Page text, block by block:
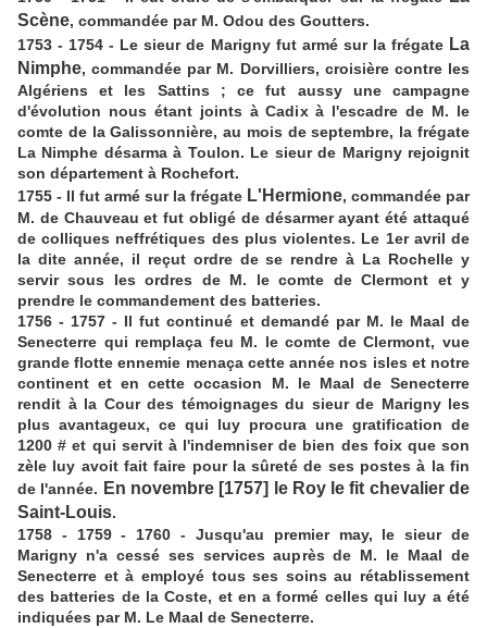
Scène, commandée par M. Odou des Goutters.
1753 - 1754 - Le sieur de Marigny fut armé sur la frégate La
Nimphe, commandée par M. Dorvilliers, croisière contre les
Algériens et les Sattins ; ce fut aussy une campagne
d'évolution nous étant joints à Cadix à l'escadre de M. le
comte de la Galissonnière, au mois de septembre, la frégate
La Nimphe désarma à Toulon. Le sieur de Marigny rejoignit
son département à Rochefort.
1755 - Il fut armé sur la frégate L'Hermione, commandée par
M. de Chauveau et fut obligé de désarmer ayant été attaqué
de colliques neffrétiques des plus violentes. Le 1er avril de
la dite année, il reçut ordre de se rendre à La Rochelle y
servir sous les ordres de M. le comte de Clermont et y
prendre le commandement des batteries.
1756 - 1757 - Il fut continué et demandé par M. le Maal de
Senecterre qui remplaça feu M. le comte de Clermont, vue
grande flotte ennemie menaça cette année nos isles et notre
continent et en cette occasion M. le Maal de Senecterre
rendit à la Cour des témoignages du sieur de Marigny les
plus avantageux, ce qui luy procura une gratification de
1200 # et qui servit à l'indemniser de bien des foix que son
zèle luy avoit fait faire pour la sûreté de ses postes à la fin
de l'année. En novembre [1757] le Roy le fit chevalier de
Saint-Louis.
1758 - 1759 - 1760 - Jusqu'au premier may, le sieur de
Marigny n'a cessé ses services auprès de M. le Maal de
Senecterre et à employé tous ses soins au rétablissement
des batteries de la Coste, et en a formé celles qui luy a été
indiquées par M. Le Maal de Senecterre.